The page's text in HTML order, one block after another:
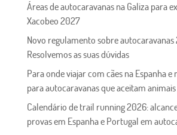
Áreas de autocaravanas na Galiza para
Xacobeo 2027
Novo regulamento sobre autocaravanas
Resolvemos as suas dúvidas
Para onde viajar com cães na Espanha e
para autocaravanas que aceitam
Calendário de trail running 2026:
provas em Espanha e Portugal em